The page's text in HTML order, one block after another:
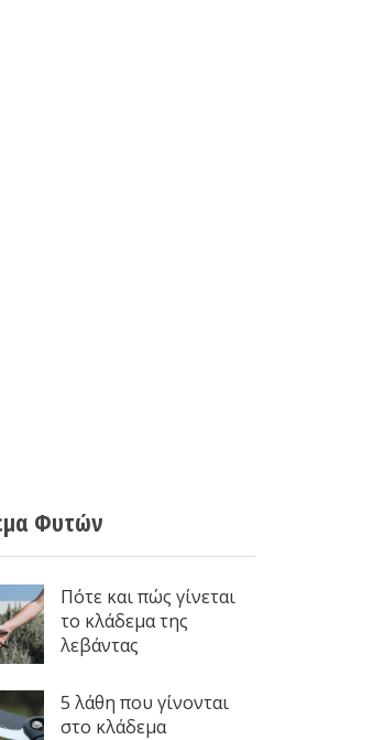
Φυτών
Πότε και πώς γίνεται
το κλάδεμα της
λεβάντας
5 λάθη που γίνονται
στο κλάδεμα